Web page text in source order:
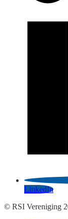
LinkedIn
© RSI Vereniging